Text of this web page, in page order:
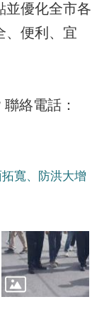
並優化全市各
、便利、宜
絡電話：
寬、防洪大增